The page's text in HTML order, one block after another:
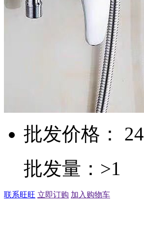
批发价格： 24
批发量：>1
联系旺旺 立即订购 加入购物车